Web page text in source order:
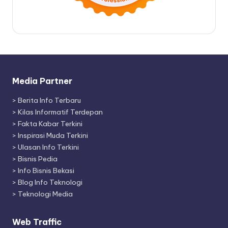
Media Partner
> Berita Info Terbaru
> Kilas Informatif Terdepan
> Fakta Kabar Terkini
> Inspirasi Muda Terkini
> Ulasan Info Terkini
> Bisnis Pedia
> Info Bisnis Bekasi
> Blog Info Teknologi
> Teknologi Media
Web Traffic